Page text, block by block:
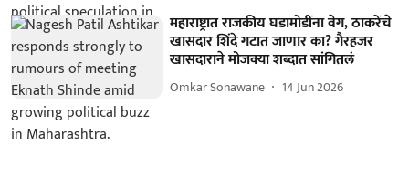
महाराष्ट्रात राजकीय घडामोडींना वेग, ठाकरेंचे
खासदार शिंदे गटात जाणार का? गैरहजर
खासदाराने मोजक्या शब्दात सांगितलं
Omkar Sonawane 14 Jun 2026